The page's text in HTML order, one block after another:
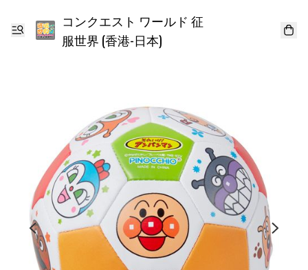
コンクエスト ワールド 征
服世界 (香港-日本)